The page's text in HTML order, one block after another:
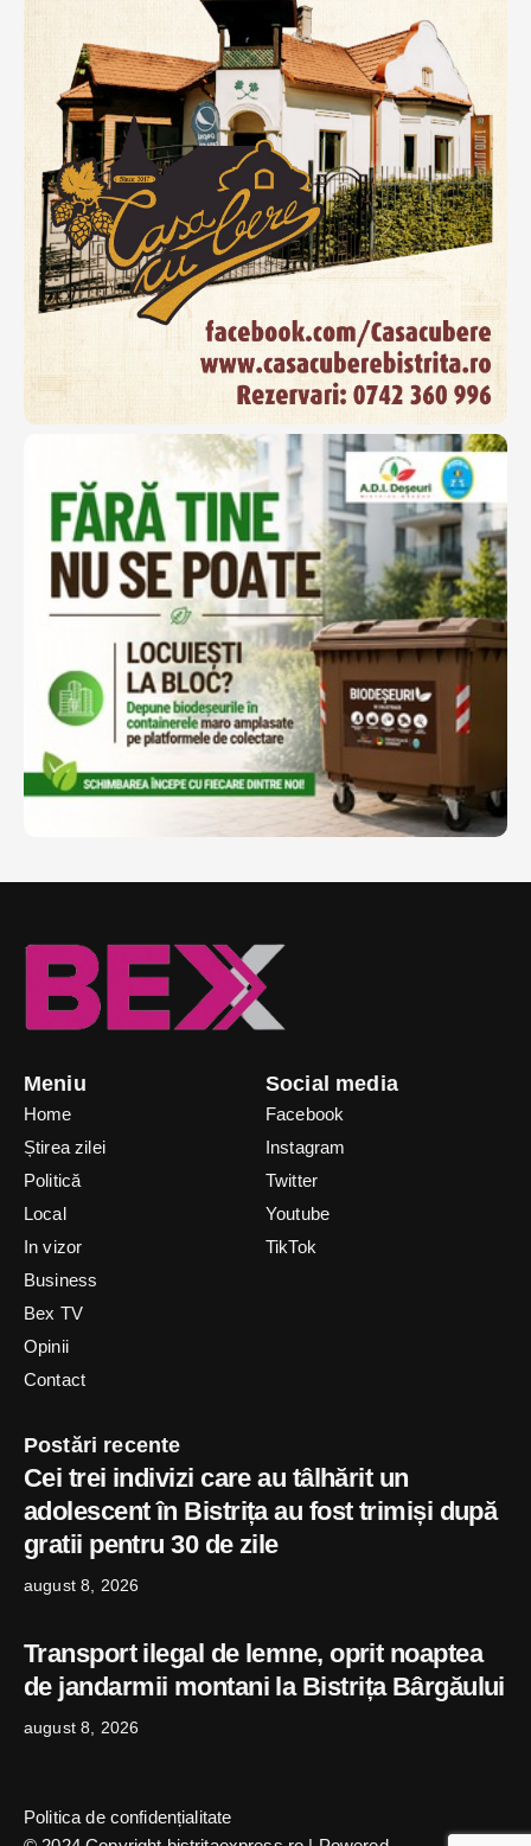
Meniu
Home
Știrea zilei
Politică
Local
In vizor
Business
Bex TV
Opinii
Contact
Social media
Facebook
Instagram
Twitter
Youtube
TikTok
Postări recente
Cei trei indivizi care au tâlhărit un
adolescent în Bistrița au fost trimiși după
gratii pentru 30 de zile
august 8, 2026
Transport ilegal de lemne, oprit noaptea
de jandarmii montani la Bistrița Bârgăului
august 8, 2026
Politica de confidențialitate